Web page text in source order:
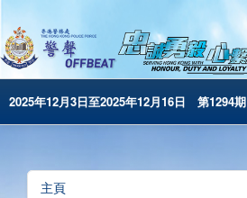
2025年12月3日至2025年12月16日 第1294期
昔日警聲
主頁